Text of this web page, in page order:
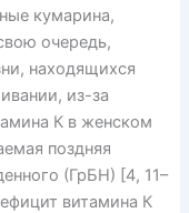
кумарина,
очередь,
находящихся
из-за
К в женском
поздняя
(ГрБН) [4, 11–
витамина К